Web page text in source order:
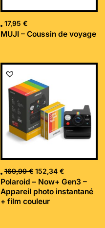
17,95 €
MUJI – Coussin de voyage
169,99€
Le
initial
était :
169,99 €.
152,34 €
Le
Polaroid – Now+ Gen3 –
Appareil photo instantané
+ film couleur